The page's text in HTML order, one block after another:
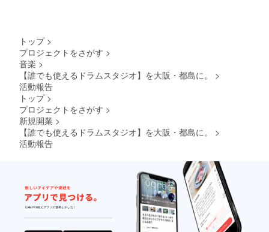
トップ >
プロジェクトをさがす >
音楽 >
【誰でも使えるドラムスタジオ】を大阪・都島に。
>
活動報告
トップ >
プロジェクトをさがす >
新規開業 >
【誰でも使えるドラムスタジオ】を大阪・都島に。
>
活動報告